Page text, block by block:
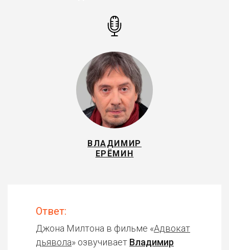
ВЛАДИМИР
ЕРЁМИН
Ответ:
Джона Милтона в фильме «Адвокат
дьявола» озвучивает Владимир